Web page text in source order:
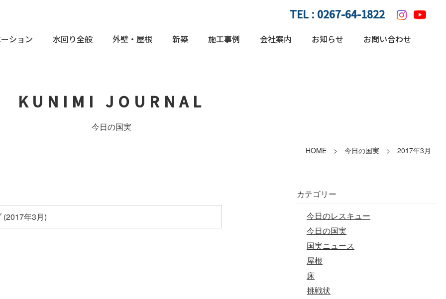
ション 水回り全般 外壁・屋根 新築 施工事例 会社案内 お知らせ お問い合わせ
TEL : 0267-64-1822
KUNIMI JOURNAL
今日の国実
HOME > 今日の国実 > 2017年3月
(2017年3月)
カテゴリー
今日のレスキュー
今日の国実
国実ニュース
屋根
床
挑戦状